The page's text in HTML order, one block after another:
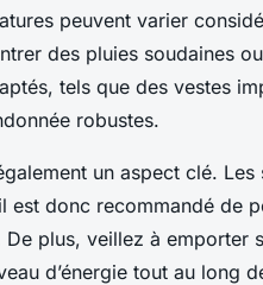
peuvent varier
des pluies soudaines
tels que des vestes
robustes.
un aspect clé.
est donc recommandé de
De plus, veillez à
d’énergie tout au long